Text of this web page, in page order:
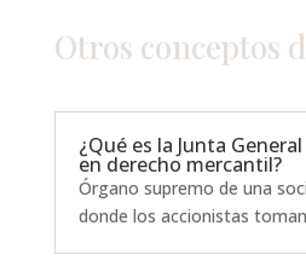
Otros conceptos
¿Qué es la Junta
en derecho mercantil?
Órgano supremo de una
donde los accionistas